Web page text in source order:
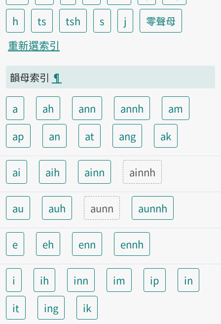
h
ts tsh s j
零聲母
重新選索引
韻母索引 ¶
a ah ann annh
am
ap
an at ang ak
ai aih ainn ainnh
au auh aunn aunnh
e eh enn ennh
i ih inn im ip
in
it
ing ik